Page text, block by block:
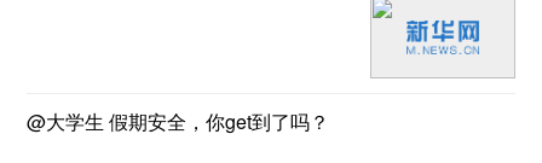
@大学生 假期安全，你get到了吗？